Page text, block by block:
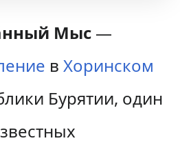
Мыс—
в Хоринском
Бурятии, один